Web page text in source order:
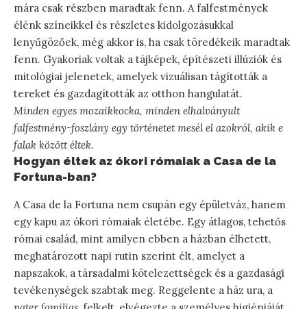
mára csak részben maradtak fenn. A falfestmények
élénk színeikkel és részletes kidolgozásukkal
lenyűgözőek, még akkor is, ha csak töredékeik maradtak
fenn. Gyakoriak voltak a tájképek, építészeti illúziók és
mitológiai jelenetek, amelyek vizuálisan tágították a
tereket és gazdagították az otthon hangulatát.
Minden egyes mozaikkocka, minden elhalványult
falfestmény-foszlány egy történetet mesél el azokról, akik e
falak között éltek.
Hogyan éltek az ókori rómaiak a Casa de la
Fortuna-ban?
A Casa de la Fortuna nem csupán egy épületváz, hanem
egy kapu az ókori rómaiak életébe. Egy átlagos, tehetős
római család, mint amilyen ebben a házban élhetett,
meghatározott napi rutin szerint élt, amelyet a
napszakok, a társadalmi kötelezettségek és a gazdasági
tevékenységek szabtak meg. Reggelente a ház ura, a